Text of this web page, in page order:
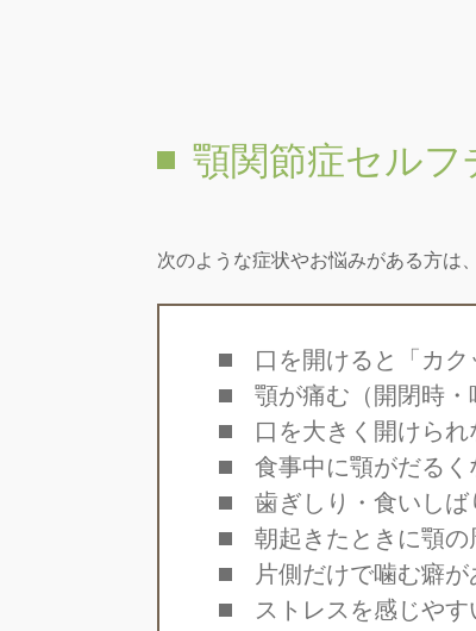
顎関節症セルフ
次のような症状やお悩みがある方は
口を開けると「カ
顎が痛む（開閉時・
口を大きく開けら
食事中に顎がだるく
歯ぎしり・食いしば
朝起きたときに顎
片側だけで噛む癖が
ストレスを感じやす